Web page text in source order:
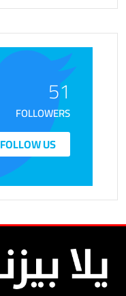
51
FOLLOWERS
FOLLOW US